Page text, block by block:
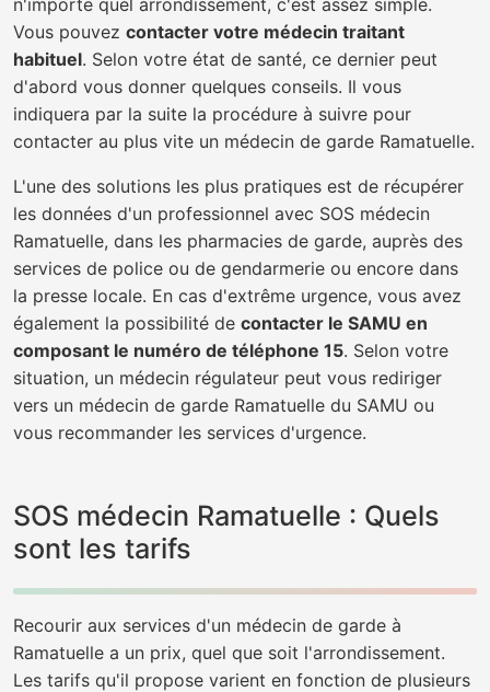
n'importe quel arrondissement, c'est assez simple.
Vous pouvez contacter votre médecin traitant
habituel. Selon votre état de santé, ce dernier peut
d'abord vous donner quelques conseils. Il vous
indiquera par la suite la procédure à suivre pour
contacter au plus vite un médecin de garde Ramatuelle.
L'une des solutions les plus pratiques est de récupérer
les données d'un professionnel avec SOS médecin
Ramatuelle, dans les pharmacies de garde, auprès des
services de police ou de gendarmerie ou encore dans
la presse locale. En cas d'extrême urgence, vous avez
également la possibilité de contacter le SAMU en
composant le numéro de téléphone 15. Selon votre
situation, un médecin régulateur peut vous rediriger
vers un médecin de garde Ramatuelle du SAMU ou
vous recommander les services d'urgence.
SOS médecin Ramatuelle : Quels
sont les tarifs
Recourir aux services d'un médecin de garde à
Ramatuelle a un prix, quel que soit l'arrondissement.
Les tarifs qu'il propose varient en fonction de plusieurs